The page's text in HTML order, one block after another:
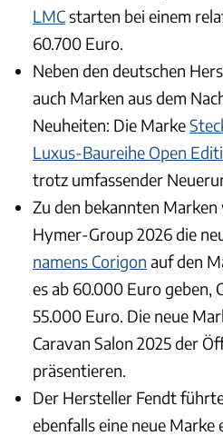
LMCstarten bei einem
60.700 Euro.
Neben den deutschen
auch Marken aus dem
Neuheiten: Die Marke
Luxus-Baureihe Open
trotz umfassender
Zu den bekannten
Hymer-Group 2026 die
namens Corigon auf den
es ab 60.000 Euro geben,
55.000 Euro. Die neue
Caravan Salon 2025 der
präsentieren.
Der Hersteller Fendt
ebenfalls eine neue Marke